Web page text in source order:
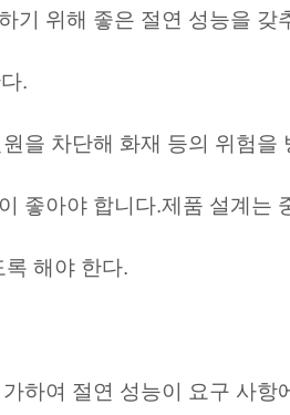
기 위해 좋은 절연 성능을
.
을 차단해 화재 등의 위험을
좋아야 합니다.제품 설계는
해야 한다.
하여 절연 성능이 요구 사항